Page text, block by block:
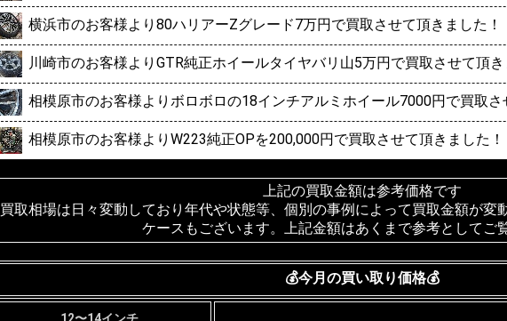
横浜市のお客様より80ハリアーZグレード7万円で買取させて頂きました！
川崎市のお客様よりGTR純正ホイールタイヤバリ山5万円で買取させて頂き
相模原市のお客様よりボロボロの18インチアルミホイール7000円で買取さ
相模原市のお客様よりW223純正OPを200,000円で買取させて頂きました！
上記の買取金額は参考価格です
買取相場は日々変動しており年代や状態等、個別の事例によって買取金額が変
ケースもございます。上記金額はあくまで参考としてご
💰今月の買い取り価格💰
12〜14インチ